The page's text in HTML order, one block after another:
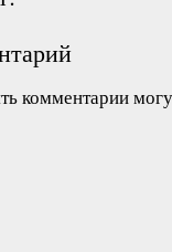
комментарии